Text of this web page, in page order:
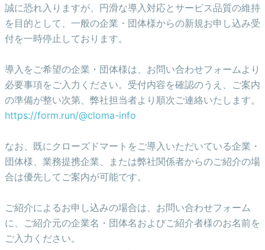
誠に恐れ入りますが、円滑な導入対応とサービス品質の維持
を目的として、一般の企業・団体様からの新規お申し込み受
付を一時停止しております。
導入をご希望の企業・団体様は、お問い合わせフォームより
必要事項をご入力ください。受付内容を確認のうえ、ご案内
の準備が整い次第、弊社担当者より順次ご連絡いたします。
https://form.run/@cloma-info
なお、既にクローズドマートをご導入いただいている企業・
団体様、業務提携企業、または弊社関係者からのご紹介の場
合は優先してご案内が可能です。
ご紹介によるお申し込みの場合は、お問い合わせフォーム
に、ご紹介元の企業名・団体名およびご紹介者様のお名前を
ご入力ください。